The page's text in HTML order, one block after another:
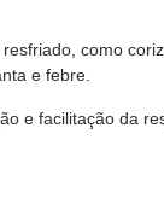
como
e febre.
e facilitação da